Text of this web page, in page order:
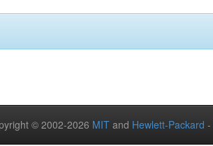
© 2002-2026 MIT and Hewlett-Packard -